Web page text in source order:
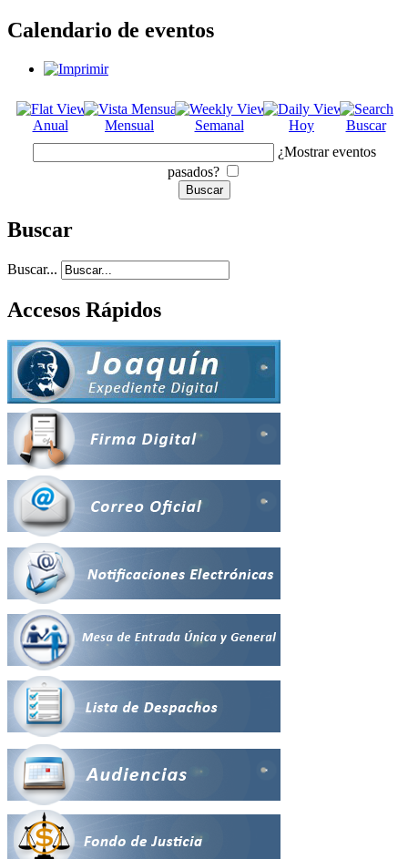
Calendario de eventos
Anual Mensual Semanal Hoy
Buscar
¿Mostrar eventos
pasados?
Buscar
Buscar...
Accesos Rápidos